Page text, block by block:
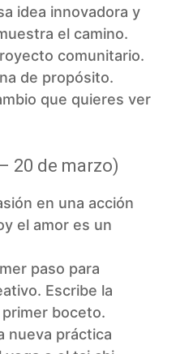
idea innovadora y
el camino.
comunitario.
de propósito.
que quieres ver
20 de marzo)
en una acción
el amor es un
paso para
Escribe la
boceto.
nueva práctica